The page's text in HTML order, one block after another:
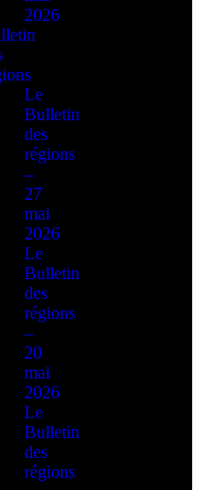
2026
Le
Bulletin
des
régions
–
27
mai
2026
Le
Bulletin
des
régions
–
20
mai
2026
Le
Bulletin
des
régions